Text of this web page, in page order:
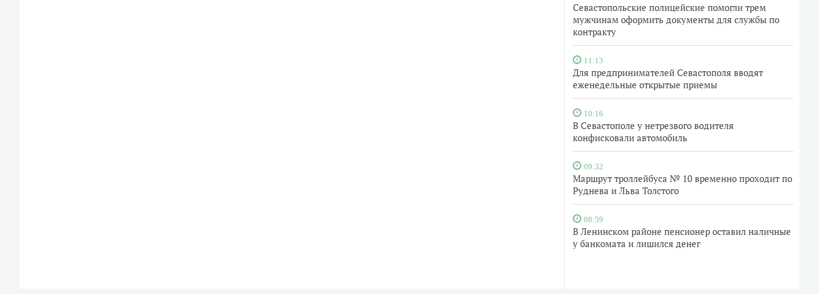
Севастопольские полицейские помогли трем
мужчинам оформить документы для службы по
контракту
11:13
Для предпринимателей Севастополя вводят
еженедельные открытые приемы
10:16
В Севастополе у нетрезвого водителя
конфисковали автомобиль
09:32
Маршрут троллейбуса № 10 временно проходит по
Руднева и Льва Толстого
08:59
В Ленинском районе пенсионер оставил наличные
у банкомата и лишился денег